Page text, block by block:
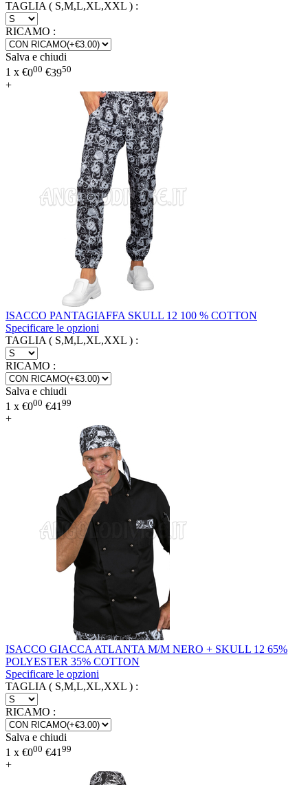
TAGLIA ( S,M,L,XL,XXL ) :
RICAMO :
Salva e chiudi
1 x €000 €3950
+
ISACCO PANTAGIAFFA SKULL 12 100 % COTTON
Specificare le opzioni
TAGLIA ( S,M,L,XL,XXL ) :
RICAMO :
Salva e chiudi
1 x €000 €41 99
+
ISACCO GIACCA ATLANTA M/M NERO + SKULL 12 65%
POLYESTER 35% COTTON
Specificare le opzioni
TAGLIA ( S,M,L,XL,XXL ) :
RICAMO :
Salva e chiudi
1 x €000 €4199
+